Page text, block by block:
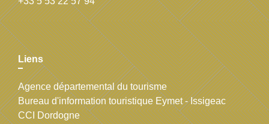
Liens
Agence départemental du tourisme
Bureau d'information touristique Eymet - Issigeac
CCI Dordogne